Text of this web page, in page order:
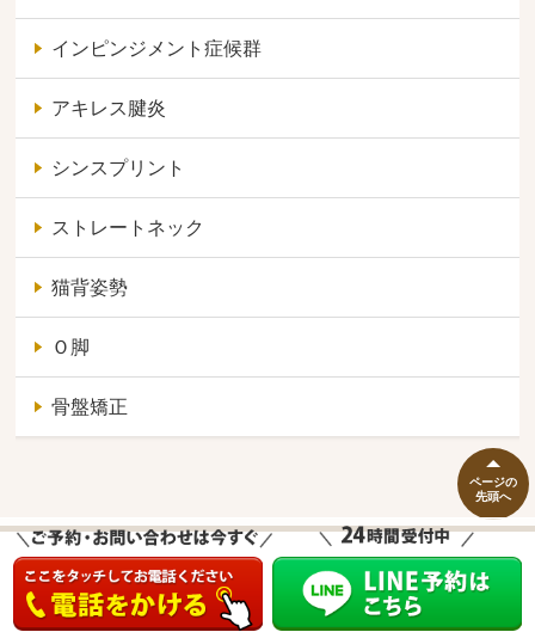
インピンジメント症候群
アキレス腱炎
シンスプリント
ストレートネック
猫背姿勢
Ｏ脚
骨盤矯正
ページの
先頭へ